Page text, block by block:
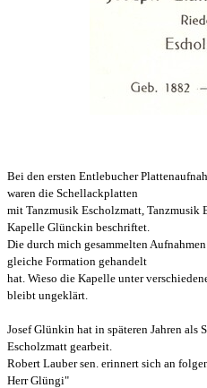
Bei den ersten Entlebucher
waren die Schellackplatten
mit Tanzmusik Escholzmatt, Tanzmusik
Kapelle Glünckin beschriftet.
Die durch mich gesammelten
gleiche Formation gehandelt
hat. Wieso die Kapelle unter
bleibt ungeklärt.
Josef Glünkin hat in späteren Jahren als
Escholzmatt gearbeit.
Robert Lauber sen. erinnert sich an
Herr Glüngi"